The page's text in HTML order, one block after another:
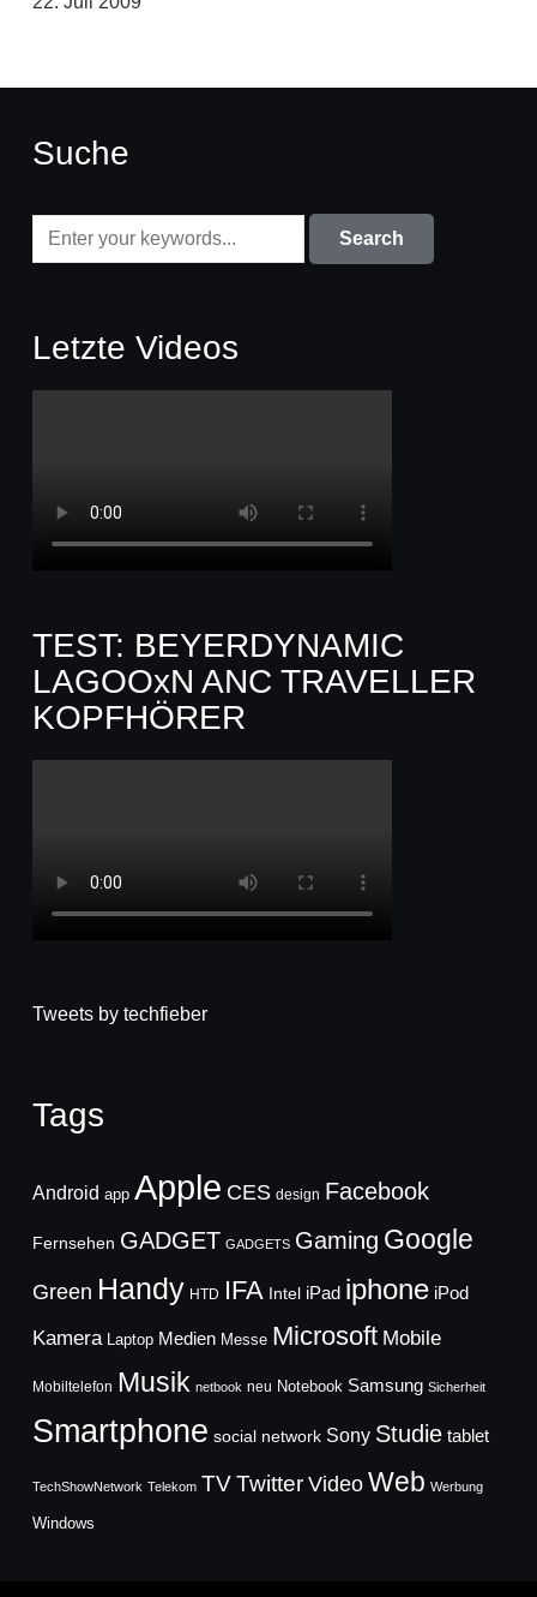
Suche
Letzte Videos
TEST: BEYERDYNAMIC
LAGOOxN ANC TRAVELLER
KOPFHÖRER
Tweets by techfieber
Tags
Android app Apple CES design Facebook
Fernsehen GADGET GADGETS Gaming Google
Green Handy HTD IFA Intel iPad iphone iPod
Kamera Laptop Medien Messe Microsoft Mobile
Mobiltelefon Musik netbook neu Notebook Samsung Sicherheit
Smartphone social network Sony Studie tablet
TechShowNetwork Telekom TVTwitter Video Web Werbung
Windows